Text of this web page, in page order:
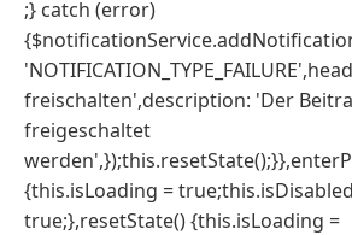
;} catch (error)
freischalten',description: 'Der
freigeschaltet
{this.isLoading =
true;},resetState() {this.isLoading =